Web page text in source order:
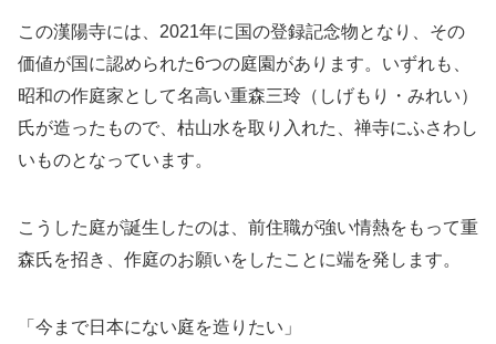
この漢陽寺には、2021年に国の登録記念物となり、その
価値が国に認められた6つの庭園があります。いずれも、
昭和の作庭家として名高い重森三玲（しげもり・みれい）
氏が造ったもので、枯山水を取り入れた、禅寺にふさわし
いものとなっています。
こうした庭が誕生したのは、前住職が強い情熱をもって重
森氏を招き、作庭のお願いをしたことに端を発します。
「今まで日本にない庭を造りたい」